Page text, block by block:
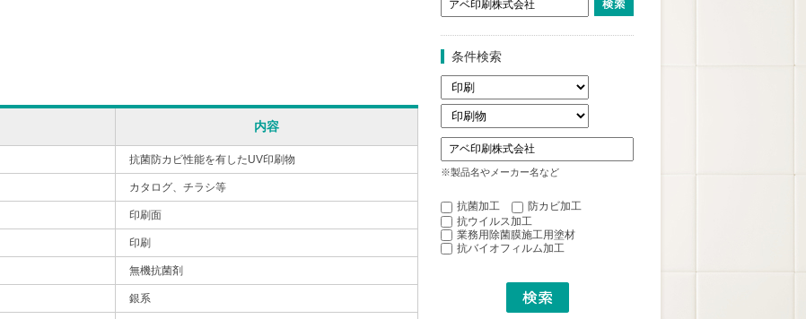
内容
抗菌防カビ性能を有したUV印刷物
カタログ、チラシ等
印刷面
印刷
無機抗菌剤
銀系
条件検索
※製品名やメーカー名など
抗菌加工
防カビ加工
抗ウイルス加工
業務用除菌膜施工用塗材
抗バイオフィルム加工